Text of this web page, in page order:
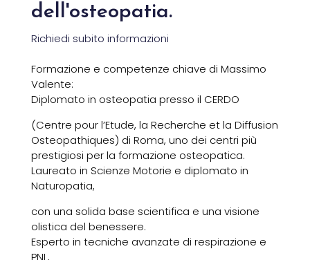
dell'osteopatia.
Richiedi subito informazioni
Formazione e competenze chiave di Massimo
Valente:
Diplomato in osteopatia presso il CERDO
(Centre pour l’Etude, la Recherche et la Diffusion
Osteopathiques) di Roma, uno dei centri più
prestigiosi per la formazione osteopatica.
Laureato in Scienze Motorie e diplomato in
Naturopatia,
con una solida base scientifica e una visione
olistica del benessere.
Esperto in tecniche avanzate di respirazione e
PNL,